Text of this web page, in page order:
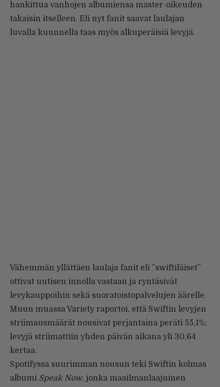
hankittua vanhojen albumiensa master-oikeuden
takaisin itselleen. Eli nyt fanit saavat laulajan
luvalla kuunnella taas myös alkuperäisiä levyjä.
Vähemmän yllättäen laulaja fanit eli ”swiftiläiset”
ottivat uutisen innolla vastaan ja ryntäsivät
levykauppoihin sekä suoratoistopalvelujen äärelle.
Muun muassaVariety raportoi, että Swiftin levyjen
striimausmäärät nousivat perjantaina peräti 55,1%;
levyjä striimattiin yhden päivän aikana yli 30,64
kertaa.
Spotifyssa suurimman nousun teki Swiftin kolmas
albumi Speak Now, jonka maailmanlaajuinen